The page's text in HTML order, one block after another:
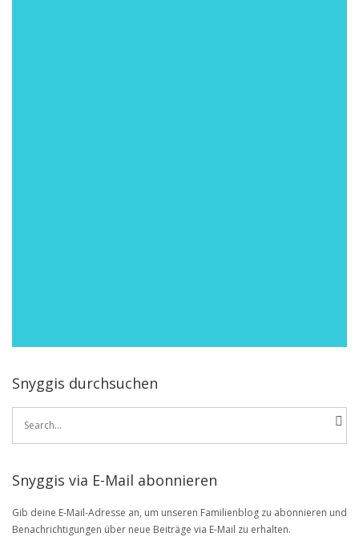
Snyggis durchsuchen
Search
Snyggis via E-Mail abonnieren
Gib deine E-Mail-Adresse an, um unseren Familienblog zu abonnieren und
Benachrichtigungen über neue Beiträge via E-Mail zu erhalten.